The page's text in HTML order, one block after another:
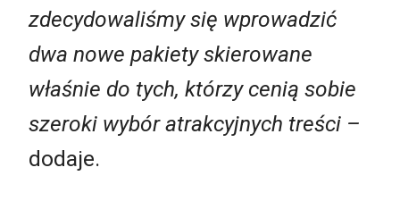
zdecydowaliśmy się wprowadzić
dwa nowe pakiety skierowane
właśnie do tych, którzy cenią sobie
szeroki wybór atrakcyjnych treści –
dodaje.